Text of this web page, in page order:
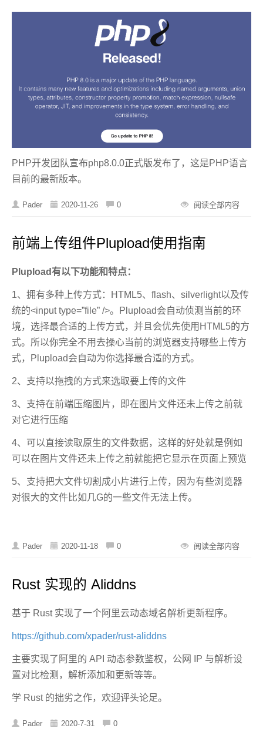
PHP开发团队宣布php8.0.0正式版发布了，这是PHP语言
目前的最新版本。
阅读全部内容
Pader 2020-11-26 0
前端上传组件Plupload使用指南
Plupload有以下功能和特点：
1、拥有多种上传方式：HTML5、flash、silverlight以及传
统的<input type=”file” />。Plupload会自动侦测当前的环
境，选择最合适的上传方式，并且会优先使用HTML5的方
式。所以你完全不用去操心当前的浏览器支持哪些上传方
式，Plupload会自动为你选择最合适的方式。
2、支持以拖拽的方式来选取要上传的文件
3、支持在前端压缩图片，即在图片文件还未上传之前就
对它进行压缩
4、可以直接读取原生的文件数据，这样的好处就是例如
可以在图片文件还未上传之前就能把它显示在页面上预览
5、支持把大文件切割成小片进行上传，因为有些浏览器
对很大的文件比如几G的一些文件无法上传。
阅读全部内容
Pader 2020-11-18 0
Rust 实现的 Aliddns
基于 Rust 实现了一个阿里云动态域名解析更新程序。
https://github.com/xpader/rust-aliddns
主要实现了阿里的 API 动态参数鉴权，公网 IP 与解析设
置对比检测，解析添加和更新等等。
学 Rust 的拙劣之作，欢迎评头论足。
Pader 2020-7-31 0